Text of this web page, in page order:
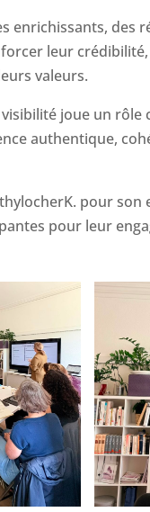
enrichissants, des
leur
valeurs.
joue un
authentique,
pour son
pour leur